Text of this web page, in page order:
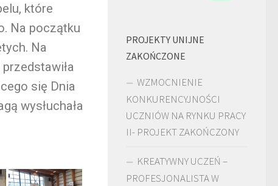
które
Na początku
Na
się Dnia
wysłuchała
PROJEKTY UNIJNE
ZAKOŃCZONE
WZMOCNIENIE
KONKURENCYJNOŚCI
UCZNIÓW NA RYNKU PRACY
II- PROJEKT ZAKOŃCZONY
KREATYWNY UCZEŃ –
PROFESJONALISTA W